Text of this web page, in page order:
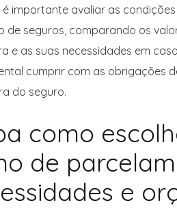
é importante avaliar as
de seguros, comparando os
e as suas necessidades em
cumprir com as obrigações
do seguro.
como
de
e